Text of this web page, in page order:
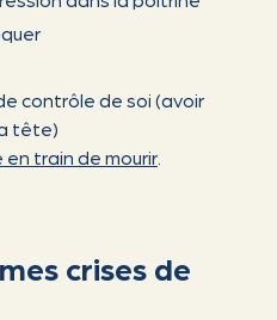
contrôle de soi (avoir
tête)
train de mourir
crises de